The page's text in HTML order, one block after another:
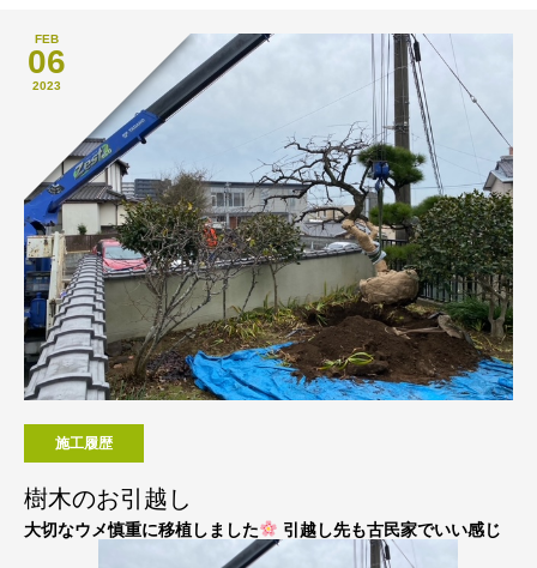
FEB
06
2023
施工履歴
樹木のお引越し
大切なウメ慎重に移植しました 引越し先も古民家でいい感じ